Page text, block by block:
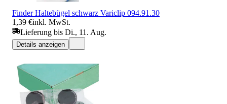
Finder Haltebügel schwarz Variclip 094.91.30
1,39 €inkl. MwSt.
Lieferung bis Di., 11. Aug.
Details anzeigen